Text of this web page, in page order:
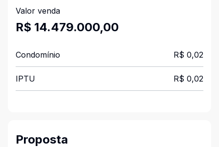
Valor venda
R$ 14.479.000,00
Condomínio R$ 0,02
IPTU R$ 0,02
Proposta